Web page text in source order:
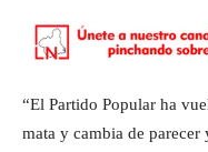
“El Partido Popular ha
mata y cambia de